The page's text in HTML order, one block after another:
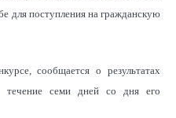
для поступления на гражданскую
сообщается о результатах
течение семи дней со дня его